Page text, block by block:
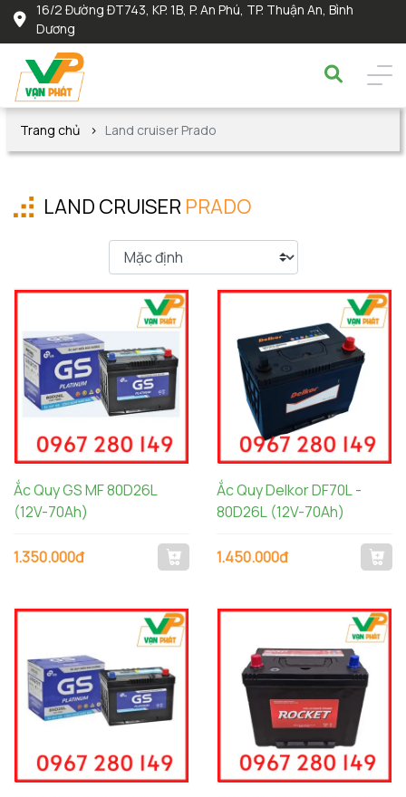
16/2 Đường ĐT743, KP. 1B, P. An Phú, TP. Thuận An, Bình
Dương
Trang chủ Land cruiser Prado
LAND CRUISER PRADO
Ắc Quy GS MF 80D26L
(12V-70Ah)
1.350.000đ
Ắc Quy Delkor DF70L -
80D26L (12V-70Ah)
1.450.000đ